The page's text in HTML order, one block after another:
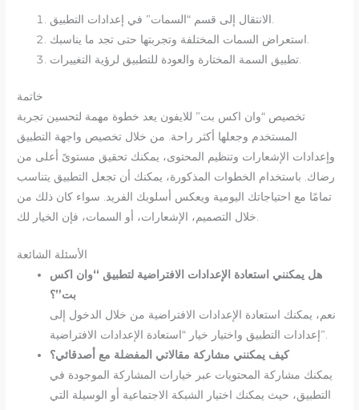
الانتقال إلى قسم “السمات” في إعدادات التطبيق.
استعراض السمات المختلفة وتجربتها حتى تجد ما يناسبك.
تطبيق السمة المختارة والعودة للتطبيق لرؤية التغييرات.
خاتمة
تخصيص “وان اكس بت” للايفون يعد خطوة مهمة لتحسين تجربة
المستخدم وجعلها أكثر راحة. من خلال تخصيص واجهة التطبيق
وإعدادات الإشعارات وتنظيم المحتوى، يمكنك تحقيق مستوىً أعلى من
رضاك. باستخدام الخطوات المذكورة، يمكنك أن تجعل التطبيق يتناسب
تمامًا مع احتياجاتك اليومية ويعكس أسلوبك الفريد. سواء كان ذلك من
الأسئلة الشائعة
هل يمكنني استعادة الإعدادات الافتراضية لتطبيق “وان اكس
بت”؟
نعم، يمكنك استعادة الإعدادات الافتراضية من خلال الدخول إلى
إعدادات التطبيق واختيار خيار “استعادة الإعدادات الافتراضية”.
كيف يمكنني مشاركة مقالاتي المفضلة مع أصدقائي؟
يمكنك مشاركة المحتويات عبر خيارات المشاركة الموجودة في
التطبيق، حيث يمكنك اختيار الشبكة الاجتماعية أو الوسيلة التي